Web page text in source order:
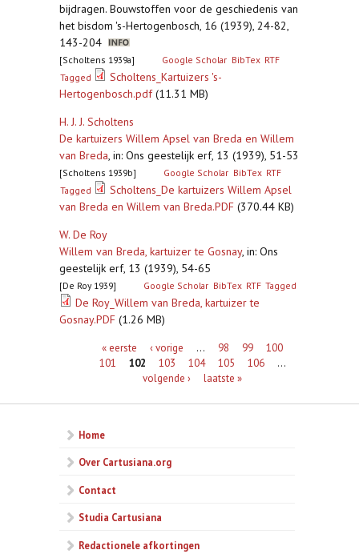
bijdragen. Bouwstoffen voor de geschiedenis van
het bisdom 's-Hertogenbosch, 16 (1939), 24-82,
143-204
[Scholtens 1939a] Google Scholar BibTex RTF
Tagged
Scholtens_Kartuizers 's-
Hertogenbosch.pdf(11.31 MB)
H. J. J. Scholtens
De kartuizers Willem Apsel van Breda en Willem
van Breda, in: Ons geestelijk erf, 13 (1939), 51-53
[Scholtens 1939b] Google Scholar BibTex RTF
Tagged
Scholtens_De kartuizers Willem Apsel
van Breda en Willem van Breda.PDF (370.44 KB)
W. De Roy
Willem van Breda, kartuizer te Gosnay, in: Ons
geestelijk erf, 13 (1939), 54-65
[De Roy 1939] Google Scholar BibTex RTF Tagged
De Roy_Willem van Breda, kartuizer te
Gosnay.PDF (1.26 MB)
Pagina's« eerste ‹ vorige … 98 99
100
101
102 103 104 105 106
…
volgende ›
laatste »
Home
Over Cartusiana.org
Contact
Studia Cartusiana
Redactionele afkortingen